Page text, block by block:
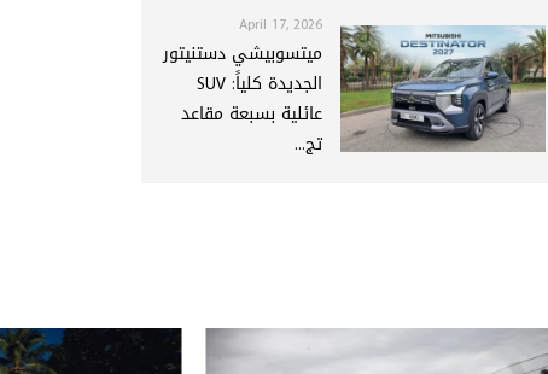
April 17, 2026
ميتسوبيشي دستنيتور
الجديدة كلياً: SUV
عائلية بسبعة مقاعد
تج...